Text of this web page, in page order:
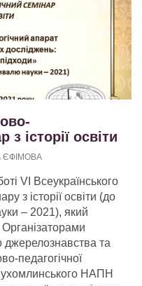
історії освіти
ЄФІМОВА
VІ Всеукраїнського
з історії освіти (до
– 2021), який
джерелознавства та
педагогічної
НАПН